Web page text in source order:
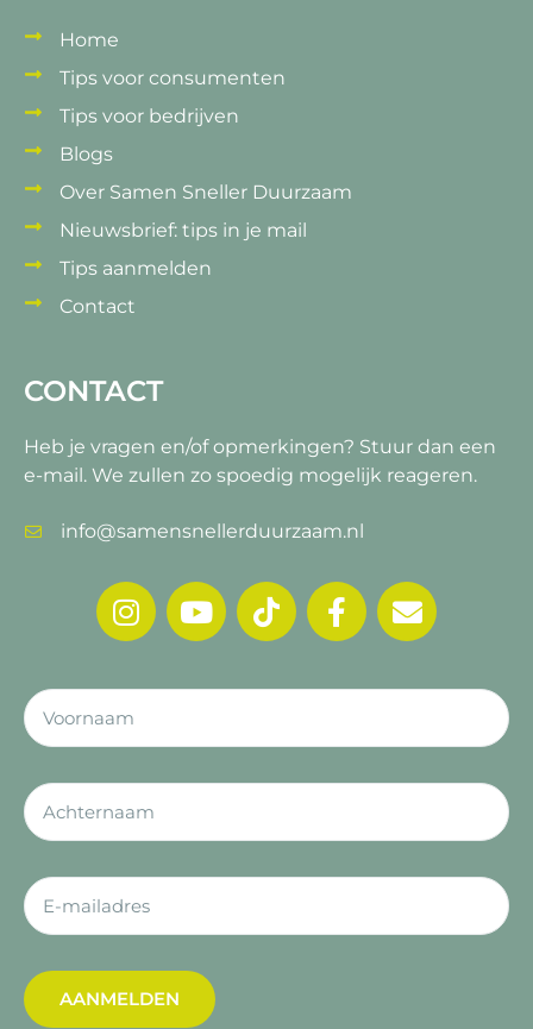
Home
Tips voor consumenten
Tips voor bedrijven
Blogs
Over Samen Sneller Duurzaam
Nieuwsbrief: tips in je mail
Tips aanmelden
Contact
CONTACT
Heb je vragen en/of opmerkingen? Stuur dan een
e-mail. We zullen zo spoedig mogelijk reageren.
info@samensnellerduurzaam.nl
AANMELDEN